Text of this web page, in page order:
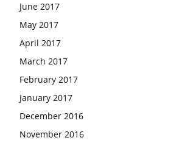
June 2017
May 2017
April 2017
March 2017
February 2017
January 2017
December 2016
November 2016